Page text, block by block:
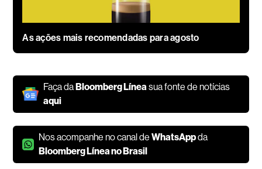
As ações mais recomendadas para agosto
Faça daBloomberg Línea sua fonte de notícias
aqui
Nos acompanhe no canal deWhatsAppda
Bloomberg Línea no Brasil